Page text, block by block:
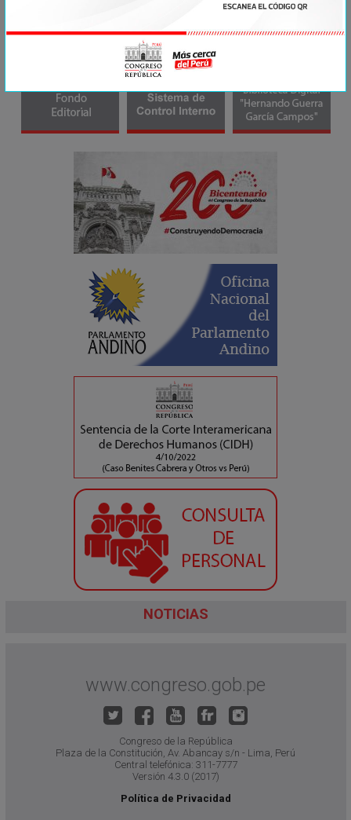
NOTICIAS
www.congreso.gob.pe
Congreso de la República
Plaza de la Constitución, Av. Abancay s/n - Lima, Perú
Central telefónica: 311-7777
Versión 4.3.0 (2017)
Política de Privacidad